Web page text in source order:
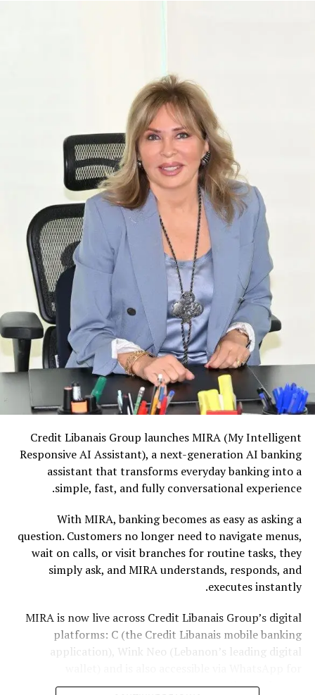
Credit Libanais Group launches MIRA (My Intelligent
Responsive AI Assistant), a next-generation AI banking
assistant that transforms everyday banking into a
simple, fast, and fully conversational experience.
With MIRA, banking becomes as easy as asking a
question. Customers no longer need to navigate menus,
wait on calls, or visit branches for routine tasks, they
simply ask, and MIRA understands, responds, and
executes instantly.
MIRA is now live across Credit Libanais Group’s digital
platforms: C (the Credit Libanais mobile banking
application), Wink Neo (Lebanon’s leading digital
authorized users.